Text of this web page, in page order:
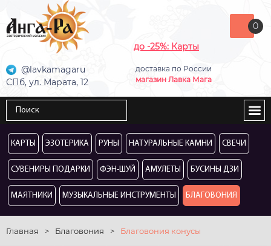
до -25%: Карты
доставка по России
магазин Лавка Мага
@lavkamagaru
СПб, ул. Марата, 12
0
КАРТЫ ЭЗОТЕРИКА РУНЫ НАТУРАЛЬНЫЕ КАМНИ СВЕЧИ
СУВЕНИРЫ ПОДАРКИ ФЭН-ШУЙ АМУЛЕТЫ БУСИНЫ ДЗИ
МАЯТНИКИ МУЗЫКАЛЬНЫЕ ИНСТРУМЕНТЫ БЛАГОВОНИЯ
Главная > Благовония > Благовония конусы